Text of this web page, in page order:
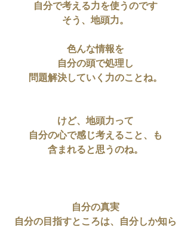
自分で考える力を使うのです
そう、地頭力。
色んな情報を
自分の頭で処理し
問題解決していく力のことね。
けど、地頭力って
自分の心で感じ考えること、も
含まれると思うのね。
自分の真実
自分の目指すところは、自分しか知ら